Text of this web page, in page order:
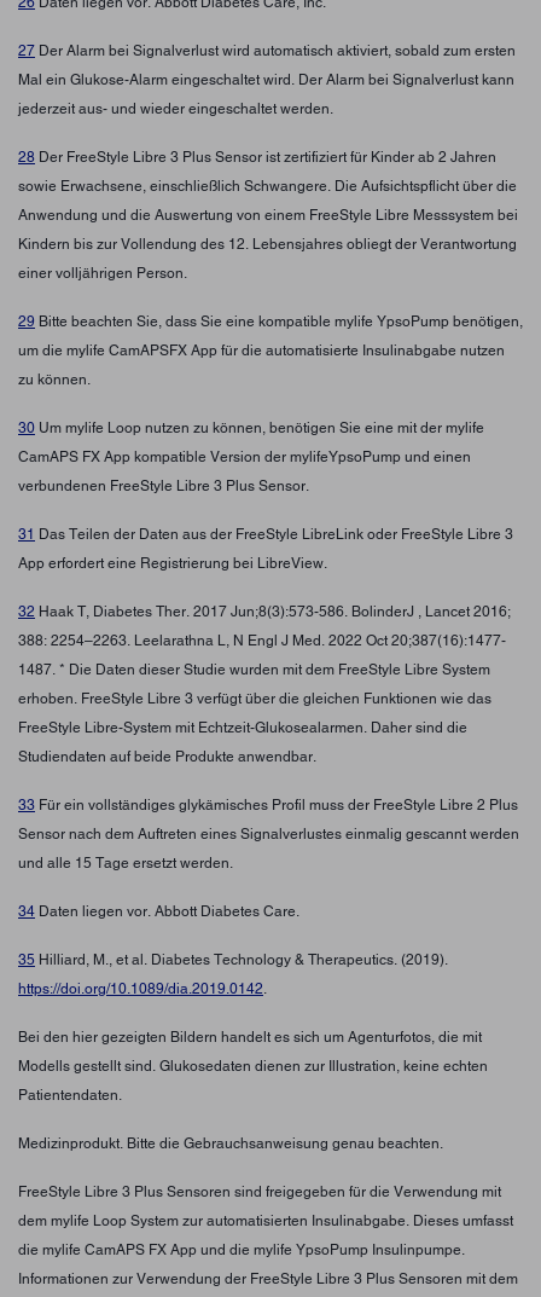
27 Der Alarm bei Signalverlust wird automatisch aktiviert, sobald zum ersten
Mal ein Glukose-Alarm eingeschaltet wird. Der Alarm bei Signalverlust kann
jederzeit aus- und wieder eingeschaltet werden.
28 Der FreeStyle Libre 3 Plus Sensor ist zertifiziert für Kinder ab 2 Jahren
sowie Erwachsene, einschließlich Schwangere. Die Aufsichtspflicht über die
Anwendung und die Auswertung von einem FreeStyle Libre Messsystem bei
Kindern bis zur Vollendung des 12. Lebensjahres obliegt der Verantwortung
einer volljährigen Person.
29 Bitte beachten Sie, dass Sie eine kompatible mylife YpsoPump benötigen,
um die mylife CamAPSFX App für die automatisierte Insulinabgabe nutzen
zu können.
30 Um mylife Loop nutzen zu können, benötigen Sie eine mit der mylife
CamAPS FX App kompatible Version der mylifeYpsoPump und einen
verbundenen FreeStyle Libre 3 Plus Sensor.
31 Das Teilen der Daten aus der FreeStyle LibreLink oder FreeStyle Libre 3
App erfordert eine Registrierung bei LibreView.
32 Haak T, Diabetes Ther. 2017 Jun;8(3):573-586. BolinderJ , Lancet 2016;
388: 2254–2263. Leelarathna L, N Engl J Med. 2022 Oct 20;387(16):1477-
1487. * Die Daten dieser Studie wurden mit dem FreeStyle Libre System
erhoben. FreeStyle Libre 3 verfügt über die gleichen Funktionen wie das
FreeStyle Libre-System mit Echtzeit-Glukosealarmen. Daher sind die
Studiendaten auf beide Produkte anwendbar.
33 Für ein vollständiges glykämisches Profil muss der FreeStyle Libre 2 Plus
Sensor nach dem Auftreten eines Signalverlustes einmalig gescannt werden
und alle 15 Tage ersetzt werden.
34 Daten liegen vor. Abbott Diabetes Care.
35 Hilliard, M., et al. Diabetes Technology & Therapeutics. (2019).
https://doi.org/10.1089/dia.2019.0142.
Bei den hier gezeigten Bildern handelt es sich um Agenturfotos, die mit
Modells gestellt sind. Glukosedaten dienen zur Illustration, keine echten
Patientendaten.
Medizinprodukt. Bitte die Gebrauchsanweisung genau beachten.
FreeStyle Libre 3 Plus Sensoren sind freigegeben für die Verwendung mit
dem mylife Loop System zur automatisierten Insulinabgabe. Dieses umfasst
die mylife CamAPS FX App und die mylife YpsoPump Insulinpumpe.
Informationen zur Verwendung der FreeStyle Libre 3 Plus Sensoren mit dem